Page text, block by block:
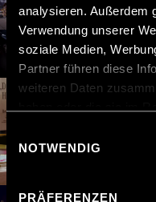
analysieren. Außerdem
Verwendung unserer
soziale Medien,
Partner führen diese
weiteren Daten
Cookies auf unseren
Einwilligungsauswahl
NOTWENDIG
PRÄFERENZEN